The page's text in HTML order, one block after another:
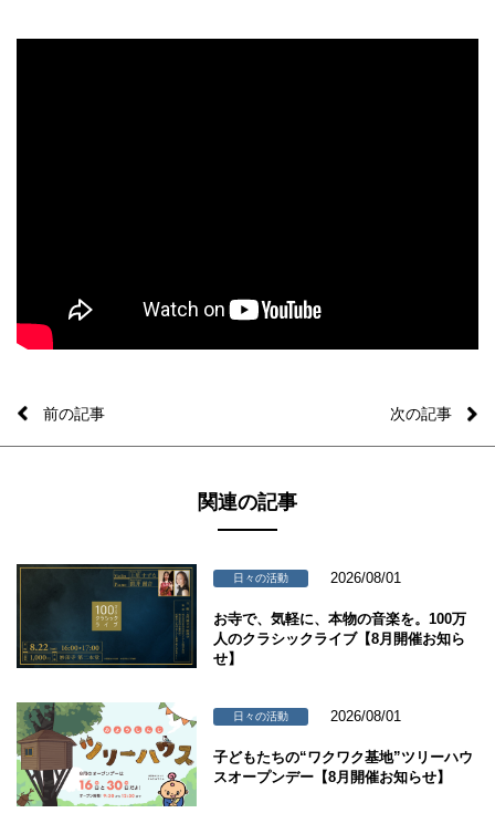
前の記事 次の記事
関連の記事
日々の活動 2026/08/01
お寺で、気軽に、本物の音楽を。100万
人のクラシックライブ【8月開催お知ら
せ】
日々の活動 2026/08/01
子どもたちの“ワクワク基地”ツリーハウ
スオープンデー【8月開催お知らせ】